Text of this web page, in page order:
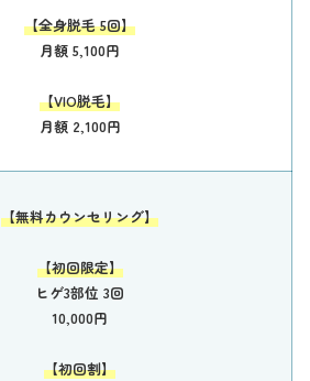
【全身脱毛 5回】
月額 5,100円
【VIO脱毛】
月額 2,100円
【無料カウンセリング】
【初回限定】
ヒゲ3部位 3回
10,000円
【初回割】